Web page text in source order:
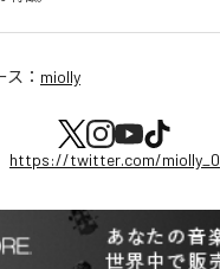
： miolly
https://twitter.com/miolly_0